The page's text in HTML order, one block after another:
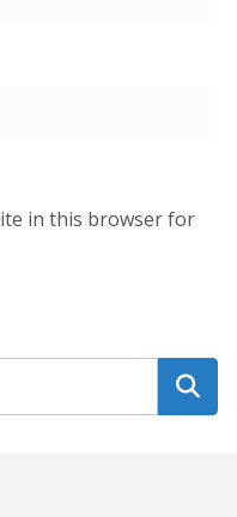
in this browser for